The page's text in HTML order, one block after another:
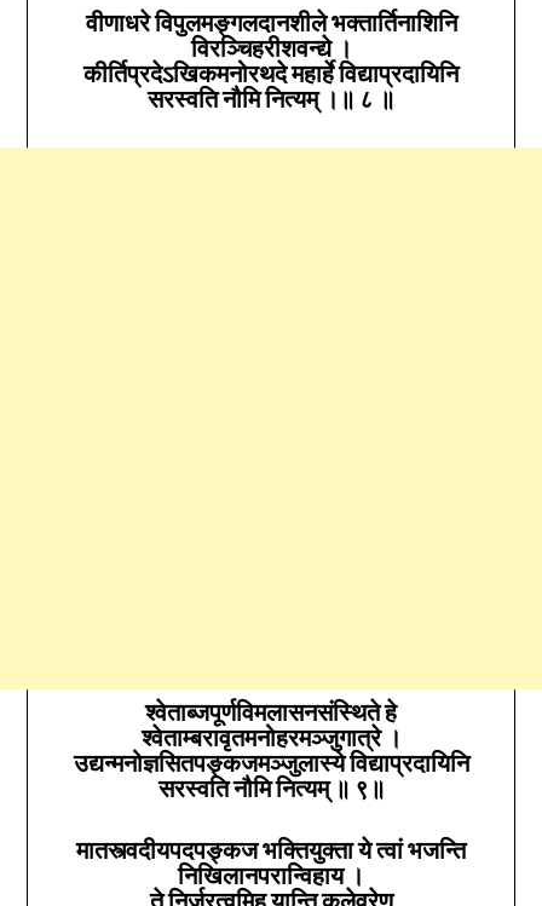
वीणाधरे विपुलमङ्गलदानशीले भक्तार्तिनाशिनि
विरञ्चिहरीशवन्द्ये ।
कीर्तिप्रदेऽखिकमनोरथदे महार्हे विद्याप्रदायिनि
सरस्वति नौमि नित्यम्‌ ।॥ ८ ॥
श्वेताब्जपूर्णविमलासनसंस्थिते हे
श्वेताम्बरावृतमनोहरमञ्जुगात्रे ।
उद्यन्मनोज्ञसितपङ्कजमञ्जुलास्ये विद्याप्रदायिनि
सरस्वति नौमि नित्यम्‌ ॥ ९ ॥
मातस्त्वदीयपदपङ्कज भक्तियुक्ता ये त्वां भजन्ति
निखिलानपरान्विहाय ।
ते निर्जरत्वमिह यान्ति कलेवरेण